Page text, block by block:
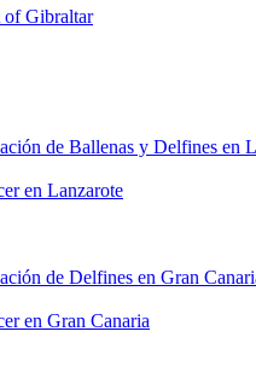
of Gibraltar
de Ballenas y Delfines en
en Lanzarote
de Delfines en Gran
en Gran Canaria